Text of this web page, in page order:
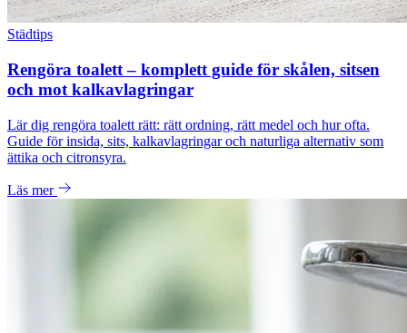
Städtips
Rengöra toalett – komplett guide för skålen, sitsen
och mot kalkavlagringar
Lär dig rengöra toalett rätt: rätt ordning, rätt medel och hur ofta.
Guide för insida, sits, kalkavlagringar och naturliga alternativ som
ättika och citronsyra.
Läs mer